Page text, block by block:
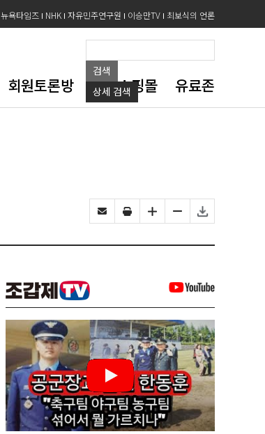
뉴욕타임즈 NHK 자유민주연구원 이승만TV 최보식의 언론
검색
상세 검색
회원토론방 도서쇼핑몰 유료존